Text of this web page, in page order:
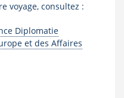
voyage, consultez :
Diplomatie
et des Affaires